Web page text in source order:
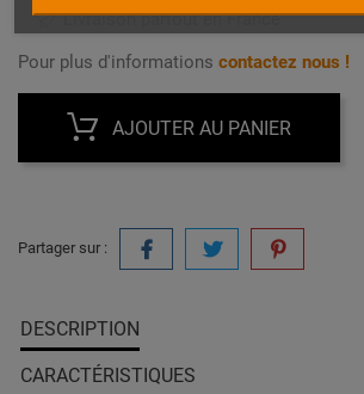
Livraison partout en France
Pour plus d'informations contactez nous !
AJOUTER AU PANIER
Partager sur :
DESCRIPTION
CARACTÉRISTIQUES